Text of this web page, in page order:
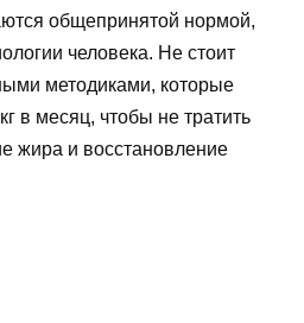
общепринятой нормой,
человека. Не стоит
методиками, которые
в месяц, чтобы не тратить
жира и восстановление